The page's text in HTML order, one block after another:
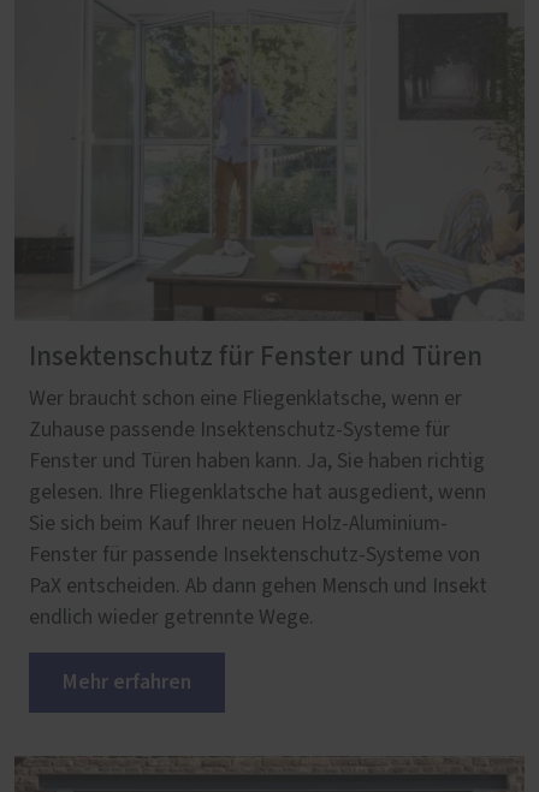
Insektenschutz für Fenster und Türen
Wer braucht schon eine Fliegenklatsche, wenn er
Zuhause passende Insektenschutz-Systeme für
Fenster und Türen haben kann. Ja, Sie haben richtig
gelesen. Ihre Fliegenklatsche hat ausgedient, wenn
Sie sich beim Kauf Ihrer neuen Holz-Aluminium-
Fenster für passende Insektenschutz-Systeme von
PaX entscheiden. Ab dann gehen Mensch und Insekt
endlich wieder getrennte Wege.
Mehr erfahren